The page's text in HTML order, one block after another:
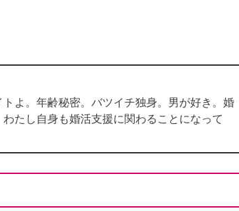
よ。年齢秘密。バツイチ独身。男が好き。婚
たし自身も婚活支援に関わることになって